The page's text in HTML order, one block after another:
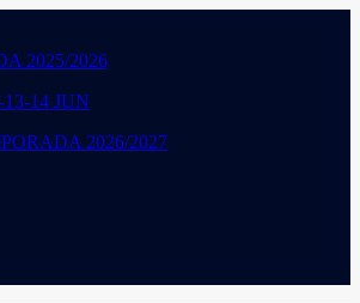
2025/2026
14 JUN
2026/2027